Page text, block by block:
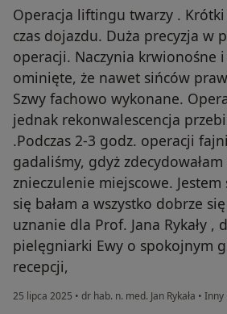
Operacja liftingu twarzy .
czas dojazdu. Duża precyzja w
operacji. Naczynia krwionośne i
ominięte, że nawet sińców
Szwy fachowo wykonane.
jednak rekonwalescencja
.Podczas 2-3 godz. operacji
gadaliśmy, gdyż zdecydowałam
znieczulenie miejscowe. Jestem
się bałam a wszystko dobrze się
uznanie dla Prof. Jana Rykały ,
pielęgniarki Ewy o spokojnym
recepcji,
25 lipca 2025 • dr hab. n. med. Jan Rykała • Inny